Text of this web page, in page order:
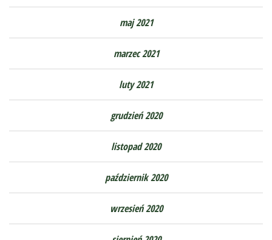
maj 2021
marzec 2021
luty 2021
grudzień 2020
listopad 2020
październik 2020
wrzesień 2020